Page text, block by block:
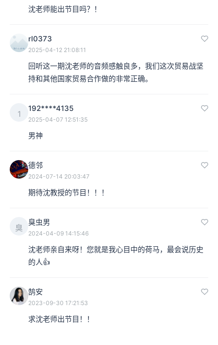
沈老师能出节目吗？！
rl0373
2025-04-12 21:08:11
回听这一期沈老师的音频感触良多，我们这次贸易战坚
持和其他国家贸易合作做的非常正确。
1
192****4135
2025-04-07 12:51:35
男神
德邻
2024-07-14 20:03:47
期待沈教授的节目！！！
臭
臭虫男
2024-04-09 14:15:46
沈老师亲自来呀！您就是我心目中的荷马，最会说历史
的人👍
鹄安
2023-09-30 17:21:53
求沈老师出节目！！